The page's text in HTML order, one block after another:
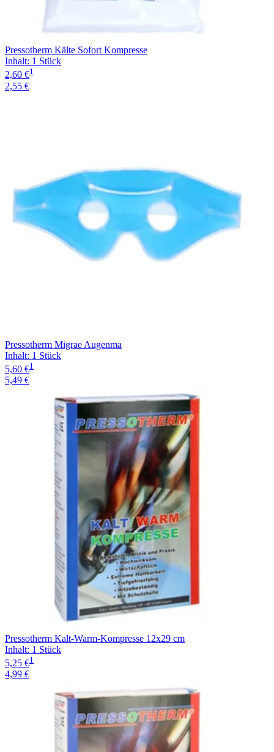
Pressotherm Kälte Sofort Kompresse
Inhalt: 1 Stück
2,60 €1
2,55 €
Pressotherm Migrae Augenma
Inhalt: 1 Stück
5,60 €1
5,49 €
Pressotherm Kalt-Warm-Kompresse 12x29 cm
Inhalt: 1 Stück
5,25 €1
4,99 €